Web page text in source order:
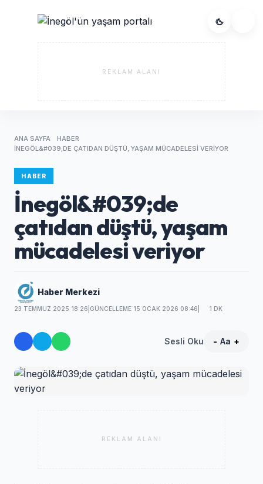
REKLAM ALANI
ANA SAYFA
HABER
İNEGÖL&#039;DE ÇATIDAN DÜŞTÜ, YAŞAM MÜCADELESI VERIYOR
HABER
İnegöl&#039;de
çatıdan düştü, yaşam
mücadelesi veriyor
Haber Merkezi
23 TEMMUZ 2025 18:26 GÜNCELLEME 15 OCAK 2026 08:46 1 DK
Sesli Oku - Aa +
REKLAM ALANI